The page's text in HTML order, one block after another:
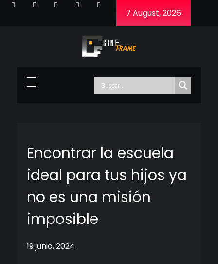
7 August, 2026
Encontrar la escuela
ideal para tus hijos ya
no es una misión
imposible
19 junio, 2024